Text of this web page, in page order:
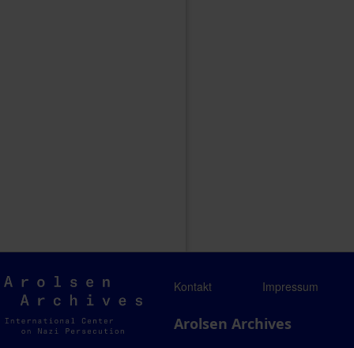
Arolsen
Archives
Kontakt Impressum
Arolsen Archives